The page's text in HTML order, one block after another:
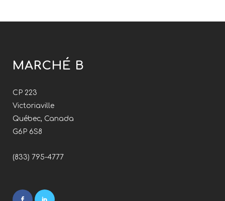
MARCHÉ B
CP 223
Victoriaville
Québec, Canada
G6P 6S8
(833) 795-4777